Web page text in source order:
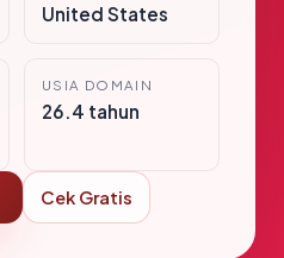
United States
USIA DOMAIN
26.4 tahun
Cek Gratis